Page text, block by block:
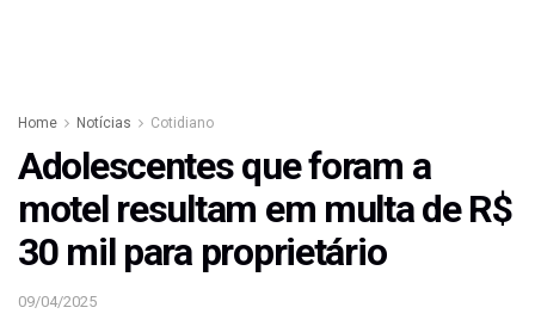
Home Notícias Cotidiano
Adolescentes que foram a
motel resultam em multa de R$
30 mil para proprietário
09/04/2025